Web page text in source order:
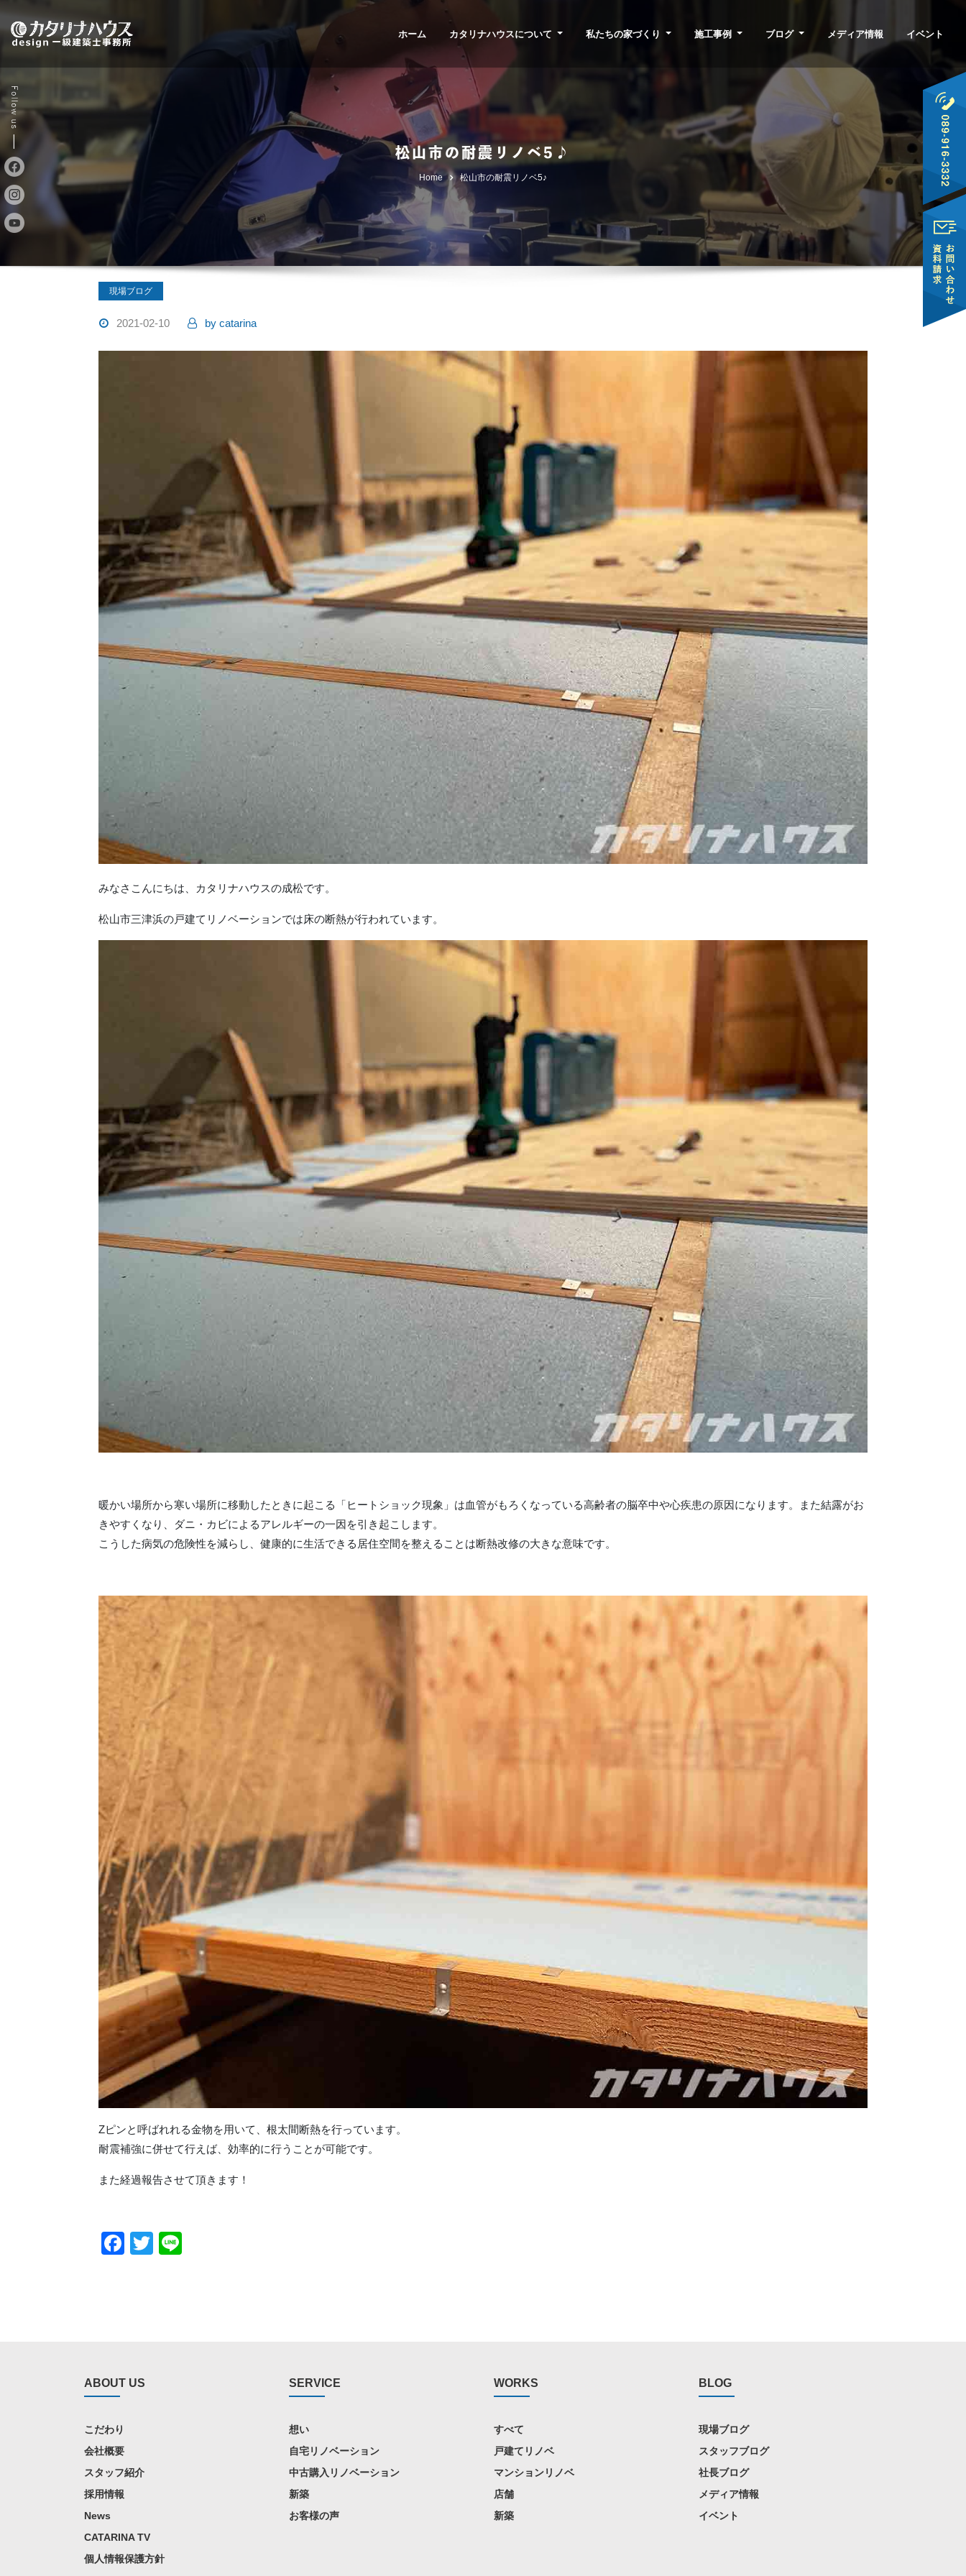
to
content
ホーム カタリナハウスについて 私たちの家づくり 施工事例 ブログ メディア情報 イベント
松山市の耐震リノベ5♪
Home 松山市の耐震リノベ5♪
現場ブログ
2021-02-10 by catarina
みなさこんにちは、カタリナハウスの成松です。
松山市三津浜の戸建てリノベーションでは床の断熱が行われています。
暖かい場所から寒い場所に移動したときに起こる「ヒートショック現象」は血管がもろくなっている高齢者の脳卒中や心疾患の原因になります。また結露がお
きやすくなり、ダニ・カビによるアレルギーの一因を引き起こします。
こうした病気の危険性を減らし、健康的に生活できる居住空間を整えることは断熱改修の大きな意味です。
Zピンと呼ばれれる金物を用いて、根太間断熱を行っています。
耐震補強に併せて行えば、効率的に行うことが可能です。
また経過報告させて頂きます！
Facebook
Twitter
ABOUT US
こだわり
会社概要
スタッフ紹介
採用情報
News
CATARINA TV
個人情報保護方針
SERVICE
想い
自宅リノベーション
中古購入リノベーション
新築
お客様の声
WORKS
すべて
戸建てリノベ
マンションリノベ
店舗
新築
BLOG
現場ブログ
スタッフブログ
社長ブログ
メディア情報
イベント